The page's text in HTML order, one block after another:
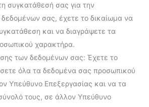
συγκατάθεσή σας για την
σας, έχετε το δικαίωμα να
και να διαγράψετε τα
χαρακτήρα.
των δεδομένων σας: Έχετε το
όλα τα δεδομένα σας προσωπικού
Υπεύθυνο Επεξεργασίας και να τα
τους, σε άλλον Υπεύθυνο